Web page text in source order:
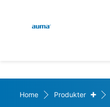
Europa
Home Produkter +